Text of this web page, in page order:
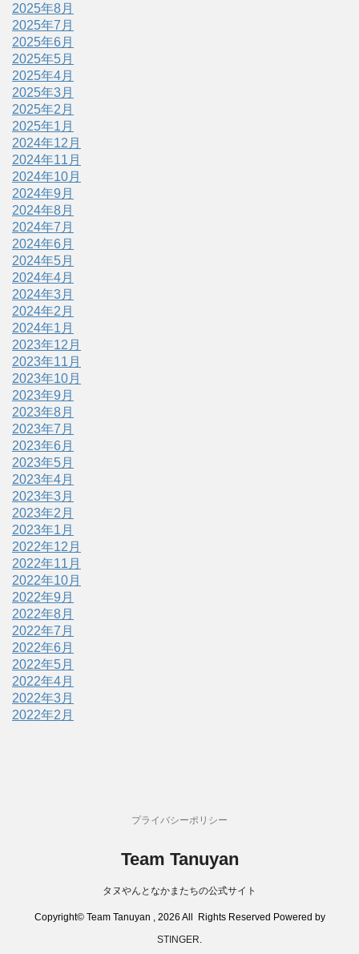
2025年8月
2025年7月
2025年6月
2025年5月
2025年4月
2025年3月
2025年2月
2025年1月
2024年12月
2024年11月
2024年10月
2024年9月
2024年8月
2024年7月
2024年6月
2024年5月
2024年4月
2024年3月
2024年2月
2024年1月
2023年12月
2023年11月
2023年10月
2023年9月
2023年8月
2023年7月
2023年6月
2023年5月
2023年4月
2023年3月
2023年2月
2023年1月
2022年12月
2022年11月
2022年10月
2022年9月
2022年8月
2022年7月
2022年6月
2022年5月
2022年4月
2022年3月
2022年2月
プライバシーポリシー
Team Tanuyan
タヌやんとなかまたちの公式サイト
Copyright© Team Tanuyan , 2026 All Rights Reserved Powered by
STINGER.